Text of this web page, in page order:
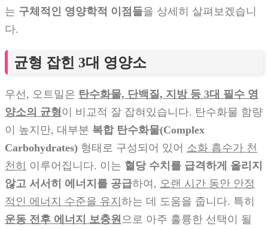
는 구체적인 영양학적 이점들을 상세히 살펴보겠습니
다.
균형 잡힌 3대 영양소
우선, 오트밀은 탄수화물, 단백질, 지방 등 3대 필수 영
양소의 균형이 비교적 잘 잡혀있습니다. 탄수화물 함량
이 높지만, 대부분 복합 탄수화물(Complex
Carbohydrates) 형태로 구성되어 있어 소화 흡수가 천
천히 이루어집니다. 이는 혈당 수치를 급격하게 올리지
않고 서서히 에너지를 공급하여, 오랜 시간 동안 안정
적인 에너지 수준을 유지하는 데 도움을 줍니다. 특히
운동 전후 에너지 보충원 으로 아주 훌륭한 선택이 될